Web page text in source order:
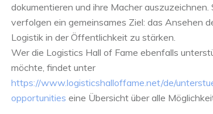
dokumentieren und ihre Macher auszuzeichnen.
verfolgen ein gemeinsames Ziel: das Ansehen
Logistik in der Öffentlichkeit zu stärken.
Wer die Logistics Hall of Fame ebenfalls
möchte, findet unter
https://www.logisticshalloffame.net/de/
opportunities eine Übersicht über alle